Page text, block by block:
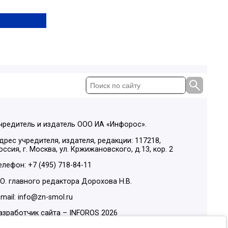
и издатель ООО ИА «Инфорос».
учредителя, издателя, редакции: 117218,
г. Москва, ул. Кржижановского, д.13, кор. 2
+7 (495) 718-84-11
главного редактора Дорохова Н.В.
info@zn-smol.ru
сайта –
INFOROS 2026